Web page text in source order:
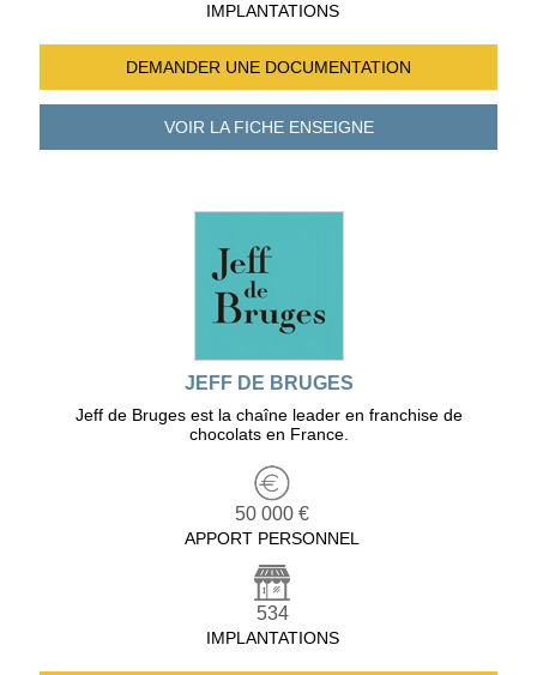
IMPLANTATIONS
DEMANDER UNE DOCUMENTATION
VOIR LA FICHEENSEIGNE
JEFF DE BRUGES
Jeff de Bruges est la chaîne leader en franchise de
chocolats en France.
50 000 €
APPORT PERSONNEL
534
IMPLANTATIONS